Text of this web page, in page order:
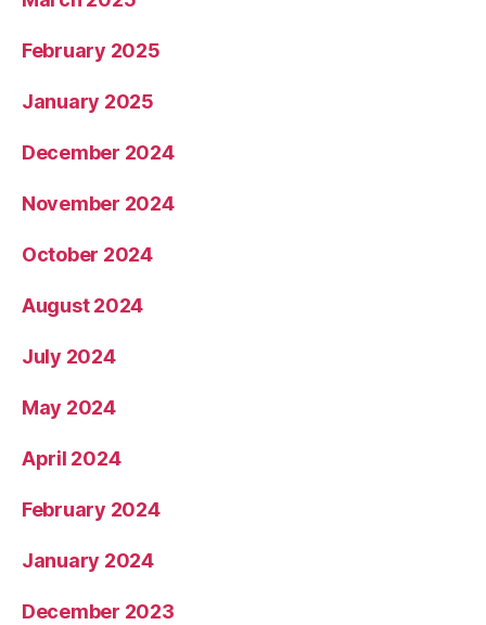
February 2025
January 2025
December 2024
November 2024
October 2024
August 2024
July 2024
May 2024
April 2024
February 2024
January 2024
December 2023